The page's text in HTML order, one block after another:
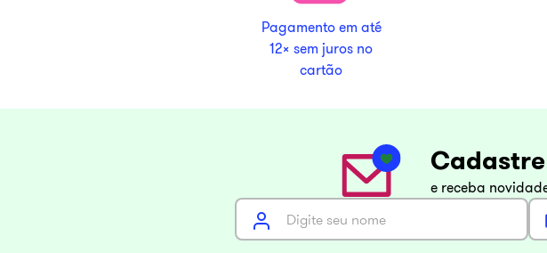
Pagamento em até
12x sem juros no
cartão
e receba